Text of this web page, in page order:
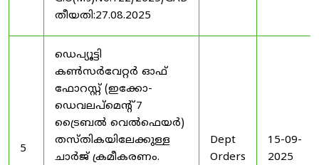
തീയതി:27.08.2025
5
ഡെപ്യൂട്ടി
കൺസർവേറ്റർ ഓഫ്
ഫോറസ്റ്റ് (ഇക്കോ-
ഡെവലപ്മെന്റ് 7
ട്രൈബൽ വെൽഫെയർ)
തസ്തികയിലേക്കുള്ള
ചാർജ് ക്രമീകരണം.
Dept
Orders
15-09-
2025